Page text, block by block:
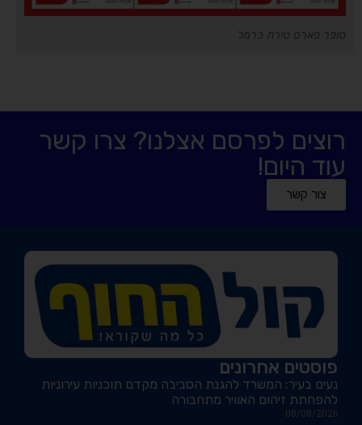
סופר פארם טירת כרמל
רוצים לפרסם אצלנו? צרו קשר
עוד היום!
צור קשר
פוסטים אחרונים
נעים בעיר: המשרד להגנת הסביבה מקדם תוכניות עירוניות
להפחתת זיהום האוויר מתחבורה
08/08/2026